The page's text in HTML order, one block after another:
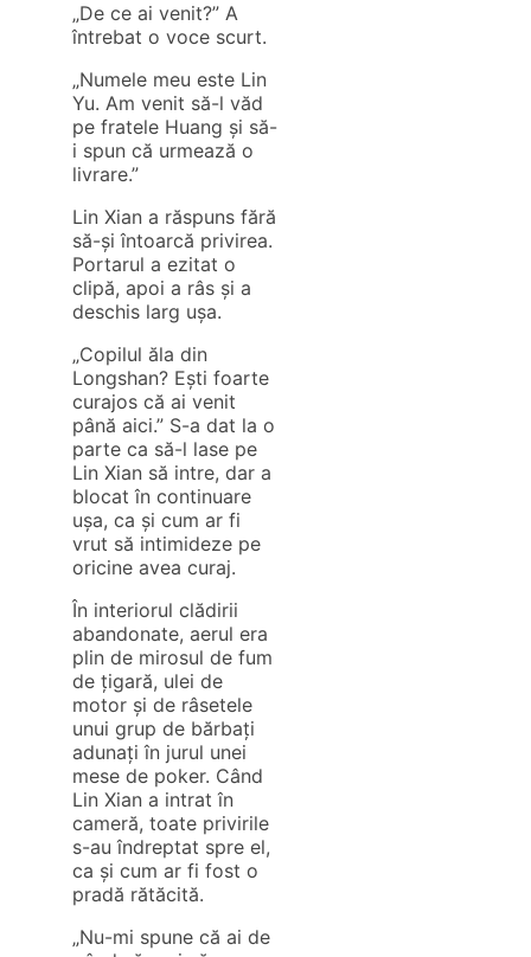
„De ce ai venit?” A
întrebat o voce scurt.
„Numele meu este Lin
Yu. Am venit să-l văd
pe fratele Huang și să-
i spun că urmează o
livrare.”
Lin Xian a răspuns fără
să-și întoarcă privirea.
Portarul a ezitat o
clipă, apoi a râs și a
deschis larg ușa.
„Copilul ăla din
Longshan? Ești foarte
curajos că ai venit
până aici.” S-a dat la o
parte ca să-l lase pe
Lin Xian să intre, dar a
blocat în continuare
ușa, ca și cum ar fi
vrut să intimideze pe
oricine avea curaj.
În interiorul clădirii
abandonate, aerul era
plin de mirosul de fum
de țigară, ulei de
motor și de râsetele
unui grup de bărbați
adunați în jurul unei
mese de poker. Când
Lin Xian a intrat în
cameră, toate privirile
s-au îndreptat spre el,
ca și cum ar fi fost o
pradă rătăcită.
„Nu-mi spune că ai de